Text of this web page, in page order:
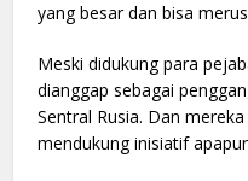
yang besar dan bisa
Meski didukung para
dianggap sebagai
Sentral Rusia. Dan
mendukung inisiatif